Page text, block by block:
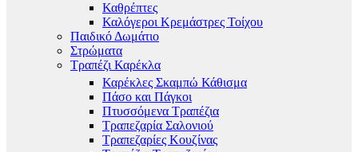
Καθρέπτες
Καλόγεροι Κρεμάστρες Τοίχου
Παιδικό Δωμάτιο
Στρώματα
Τραπέζι Καρέκλα
Καρέκλες Σκαμπώ Κάθισμα
Πάσο και Πάγκοι
Πτυσσόμενα Τραπέζια
Τραπεζαρία Σαλονιού
Τραπεζαρίες Κουζίνας